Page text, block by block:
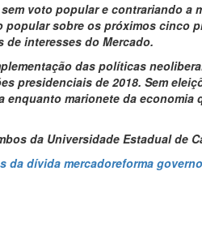
voto popular e contrariando a
sobre os próximos cinco
interesses do Mercado.
das políticas
presidenciais de 2018. Sem
marionete da economia
da Universidade Estadual de
da dívida mercadoreforma